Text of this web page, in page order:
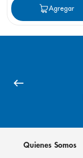
Agregar
Quienes Somos